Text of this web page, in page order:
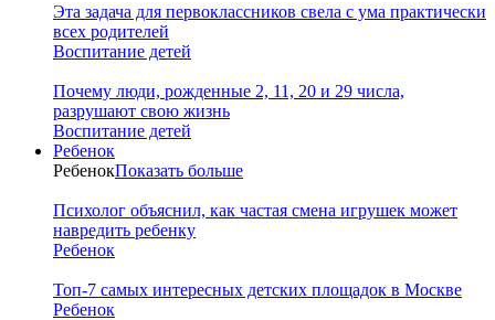
Эта задача для первоклассников свела с ума практически
всех родителей
Воспитание детей
Почему люди, рожденные 2, 11, 20 и 29 числа,
разрушают свою жизнь
Воспитание детей
Ребенок
РебенокПоказать больше
Психолог объяснил, как частая смена игрушек может
навредить ребенку
Ребенок
Топ-7 самых интересных детских площадок в Москве
Ребенок